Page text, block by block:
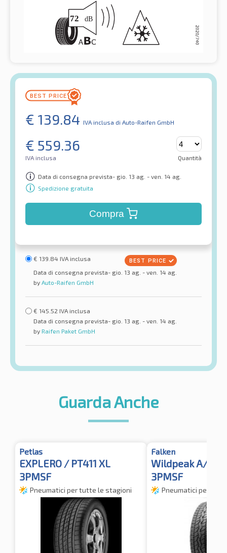
€ 139.84 IVA inclusa di Auto-Raifen GmbH
€ 559.36
IVA inclusa Quantità
Data di consegna prevista- gio. 13 ag. - ven. 14 ag.
Spedizione gratuita
Compra
€ 139.84 IVA inclusa
Data di consegna prevista- gio. 13 ag. - ven. 14 ag.
by Auto-Raifen GmbH
€ 145.52 IVA inclusa
Data di consegna prevista- gio. 13 ag. - ven. 14 ag.
by Raifen Paket GmbH
Guarda Anche
Petlas
EXPLERO / PT411 XL
3PMSF
Pneumatici per tutte le stagioni
Falken
Wildpeak A/
3PMSF
Pneumatici per